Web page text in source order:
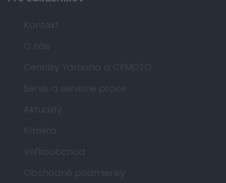
Kontakt
O nás
Cenníky Yamaha a CFMOTO
Servis a servisné práce
Aktuality
Kariéra
Veľkoobchod
Obchodné podmienky